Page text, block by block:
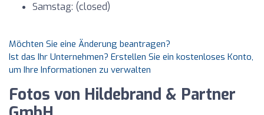
Samstag: (closed)
Möchten Sie eine Änderung beantragen?
Ist das Ihr Unternehmen? Erstellen Sie ein kostenloses Konto,
um Ihre Informationen zu verwalten
Fotos von Hildebrand & Partner